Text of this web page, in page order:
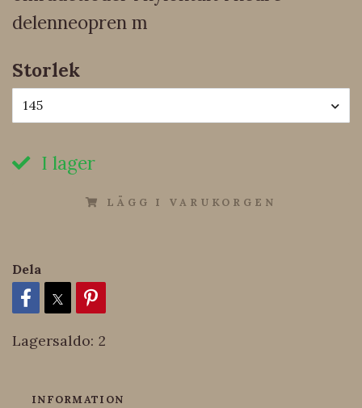
delenneopren m
Storlek
145
I lager
LÄGG I VARUKORGEN
Dela
Lagersaldo: 2
INFORMATION